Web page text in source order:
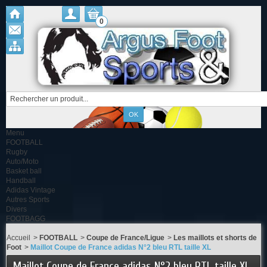
0
Menu
FOOTBALL
Rugby
Auto/Moto
Basket ball
Handball
Adidas Vintage
Autres Sports
Divers
FOOTBAGG
Accueil > FOOTBALL > Coupe de France/Ligue > Les maillots et shorts de
Foot > Maillot Coupe de France adidas N°2 bleu RTL taille XL